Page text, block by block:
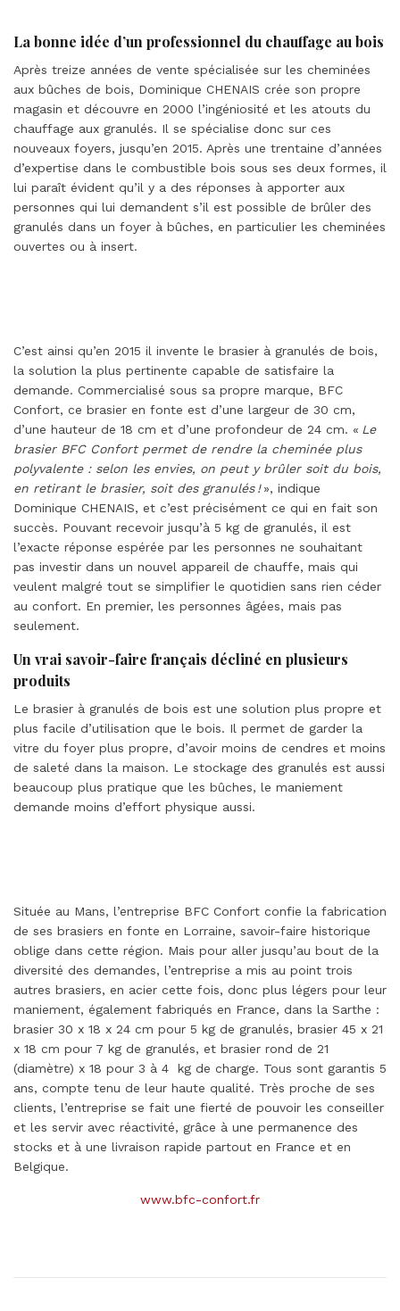
La bonne idée d’un professionnel du chauffage au bois
Après treize années de vente spécialisée sur les cheminées
aux bûches de bois, Dominique CHENAIS crée son propre
magasin et découvre en 2000 l’ingéniosité et les atouts du
chauffage aux granulés. Il se spécialise donc sur ces
nouveaux foyers, jusqu’en 2015. Après une trentaine d’années
d’expertise dans le combustible bois sous ses deux formes, il
lui paraît évident qu’il y a des réponses à apporter aux
personnes qui lui demandent s’il est possible de brûler des
granulés dans un foyer à bûches, en particulier les cheminées
ouvertes ou à insert.
C’est ainsi qu’en 2015 il invente le brasier à granulés de bois,
la solution la plus pertinente capable de satisfaire la
demande. Commercialisé sous sa propre marque, BFC
Confort, ce brasier en fonte est d’une largeur de 30 cm,
d’une hauteur de 18 cm et d’une profondeur de 24 cm. « Le
brasier BFC Confort permet de rendre la cheminée plus
polyvalente : selon les envies, on peut y brûler soit du bois,
en retirant le brasier, soit des granulés !», indique
Dominique CHENAIS, et c’est précisément ce qui en fait son
succès. Pouvant recevoir jusqu’à 5 kg de granulés, il est
l’exacte réponse espérée par les personnes ne souhaitant
pas investir dans un nouvel appareil de chauffe, mais qui
veulent malgré tout se simplifier le quotidien sans rien céder
au confort. En premier, les personnes âgées, mais pas
seulement.
Un vrai savoir-faire français décliné en plusieurs
produits
Le brasier à granulés de bois est une solution plus propre et
plus facile d’utilisation que le bois. Il permet de garder la
vitre du foyer plus propre, d’avoir moins de cendres et moins
de saleté dans la maison. Le stockage des granulés est aussi
beaucoup plus pratique que les bûches, le maniement
demande moins d’effort physique aussi.
Située au Mans, l’entreprise BFC Confort confie la fabrication
de ses brasiers en fonte en Lorraine, savoir-faire historique
oblige dans cette région. Mais pour aller jusqu’au bout de la
diversité des demandes, l’entreprise a mis au point trois
autres brasiers, en acier cette fois, donc plus légers pour leur
maniement, également fabriqués en France, dans la Sarthe :
brasier 30 x 18 x 24 cm pour 5 kg de granulés, brasier 45 x 21
x 18 cm pour 7 kg de granulés, et brasier rond de 21
(diamètre) x 18 pour 3 à 4 kg de charge. Tous sont garantis 5
ans, compte tenu de leur haute qualité. Très proche de ses
clients, l’entreprise se fait une fierté de pouvoir les conseiller
et les servir avec réactivité, grâce à une permanence des
stocks et à une livraison rapide partout en France et en
Belgique.
www.bfc-confort.fr